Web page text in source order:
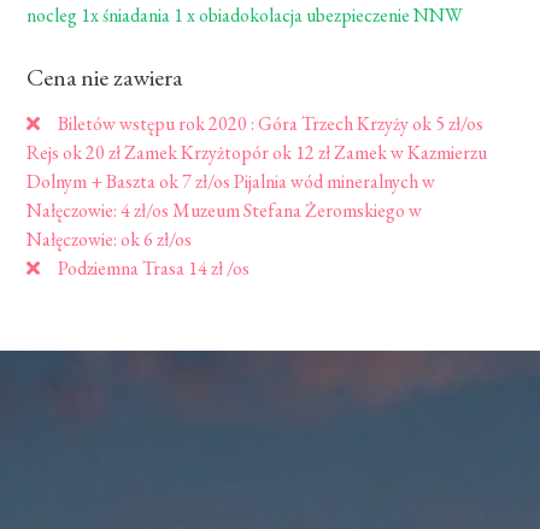
nocleg 1x śniadania 1 x obiadokolacja ubezpieczenie NNW
Cena nie zawiera
Biletów wstępu rok 2020 : Góra Trzech Krzyży ok 5 zł/os
Rejs ok 20 zł Zamek Krzyżtopór ok 12 zł Zamek w Kazmierzu
Dolnym + Baszta ok 7 zł/os Pijalnia wód mineralnych w
Nałęczowie: 4 zł/os Muzeum Stefana Żeromskiego w
Nałęczowie: ok 6 zł/os
Podziemna Trasa 14 zł /os